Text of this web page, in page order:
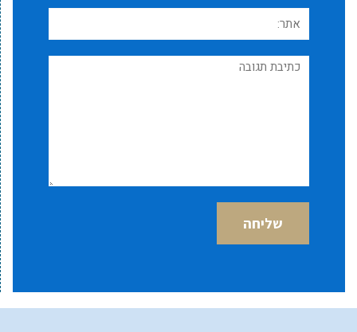
אתר:
תגובה